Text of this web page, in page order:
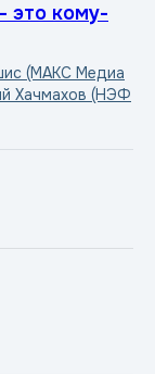
это кому-
(МАКС Медиа
Хачмахов (НЭФ